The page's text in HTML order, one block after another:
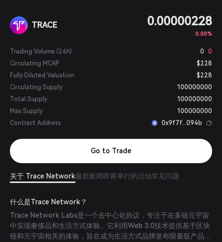
TRACE 0.00000228
0.00%
Trading Volume (24h) 0
0
Circulating MCAP
$228
Fully Diluted Valuation
$228
Circulating Supply
100000000
Total Supply
100000000
Max Supply
100000000
Contract Address
0x9f7f...094b
Go to Trade
关于 Trace Network最新新闻即将举行的活动常见问题
什么是Trace Network？
Trace Network Labs是一个去中心化协议，专注于在多链元宇宙
中实现奢侈品和生活方式体验。它利用Web 3.0技术提供基于区块
链和元宇宙相关的体验，旨在成为生活方式品牌发布限量版产品的